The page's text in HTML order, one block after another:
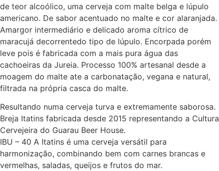
de teor alcoólico, uma cerveja com malte belga e lúpulo
americano. De sabor acentuado no malte e cor alaranjada.
Amargor intermediário e delicado aroma cítrico de
maracujá decorrentedo tipo de lúpulo. Encorpada porém
leve pois é fabricada com a mais pura água das
cachoeiras da Jureia. Processo 100% artesanal desde a
moagem do malte ate a carbonatação, vegana e natural,
filtrada na própria casca do malte.
Resultando numa cerveja turva e extremamente saborosa.
Breja Itatins fabricada desde 2015 representando a Cultura
Cervejeira do Guarau Beer House.
IBU – 40 A Itatins é uma cerveja versátil para
harmonização, combinando bem com carnes brancas e
vermelhas, saladas, queijos e frutos do mar.